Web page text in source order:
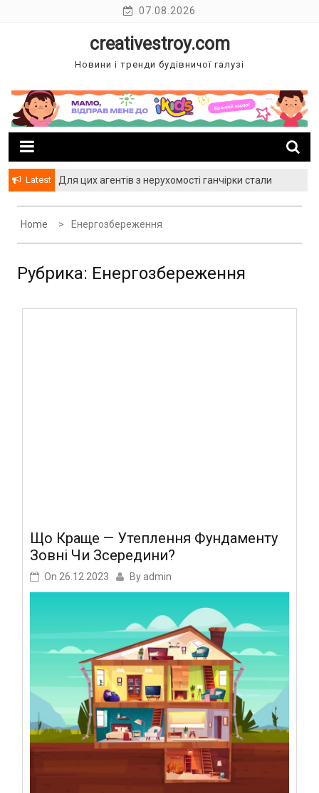
07.08.2026
creativestroy.com
Новини і тренди будівничої галузі
Latest
Для цих агентів з нерухомості ганчірки стали
Home Енергозбереження
Рубрика: Енергозбереження
Що Краще — Утеплення Фундаменту
Зовні Чи Зсередини?
On 26.12.2023 By admin